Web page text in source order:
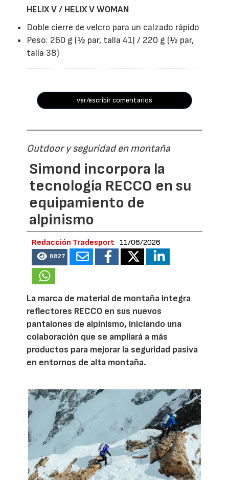
HELIX V / HELIX V WOMAN
Doble cierre de velcro para un calzado rápido
Peso: 260 g (½ par, talla 41) / 220 g (½ par,
talla 38)
ver/escribir comentarios
Outdoor y seguridad en montaña
Simond incorpora la
tecnología RECCO en su
equipamiento de
alpinismo
Redacción Tradesport 11/06/2026
8827
La marca de material de montaña integra
reflectores RECCO en sus nuevos
pantalones de alpinismo, iniciando una
colaboración que se ampliará a más
productos para mejorar la seguridad pasiva
en entornos de alta montaña.